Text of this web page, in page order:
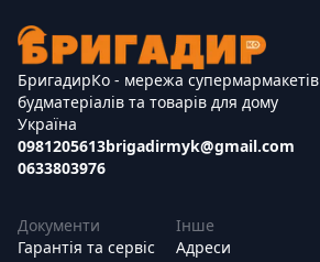
БригадирКо - мережа супермармакетів
будматеріалів та товарів для дому
Україна
0981205613
0633803976
brigadirmyk@gmail.com
Документи
Гарантія та сервіс
Інше
Адреси